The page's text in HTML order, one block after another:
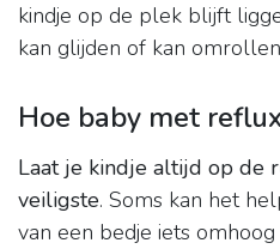
kindje op de plek blijft
kan glijden of kan
Hoe baby met
Laat je kindje altijd op de
veiligste. Soms kan het
van een bedje iets